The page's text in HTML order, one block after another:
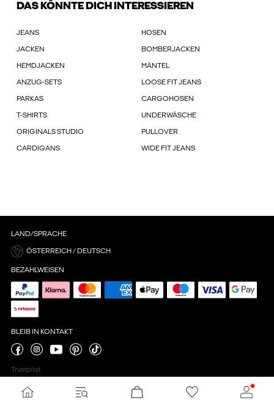
DAS KÖNNTE DICH INTERESSIEREN
JEANS HOSEN
JACKEN BOMBERJACKEN
HEMDJACKEN MÄNTEL
ANZUG-SETS LOOSE FIT JEANS
PARKAS CARGOHOSEN
T-SHIRTS UNDERWÄSCHE
ORIGINALS STUDIO PULLOVER
CARDIGANS WIDE FIT JEANS
LAND/SPRACHE
ÖSTERREICH / DEUTSCH
BEZAHLWEISEN
BLEIB IN KONTAKT
Trustpilot